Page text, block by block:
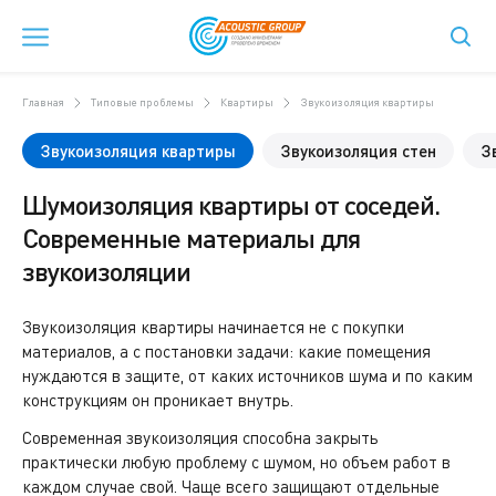
Главная Типовые проблемы Квартиры Звукоизоляция квартиры
Звукоизоляция квартиры Звукоизоляция стен
Шумоизоляция квартиры от соседей.
Современные материалы для
звукоизоляции
Звукоизоляция квартиры начинается не с покупки
материалов, а с постановки задачи: какие помещения
нуждаются в защите, от каких источников шума и по каким
конструкциям он проникает внутрь.
Современная звукоизоляция способна закрыть
практически любую проблему с шумом, но объем работ в
каждом случае свой. Чаще всего защищают отдельные